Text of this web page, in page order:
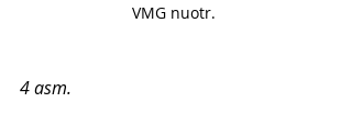
VMG nuotr.
4 asm.